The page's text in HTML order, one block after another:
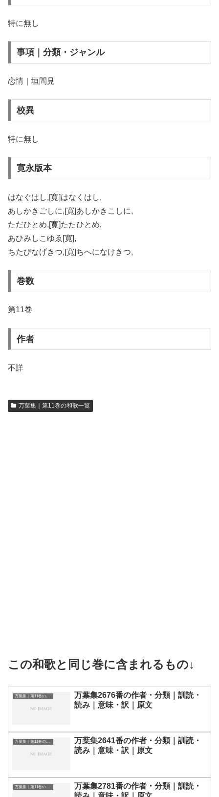
特に無し
事項｜分類・ジャンル
恋情｜垣間見
校異
特に無し
寛永版本
はなぐはし,[寛]はなくはし,
あしかきごしに,[寛]あしかきこしに,
ただひとめ,[寛]たたひとめ,
あひみしこゆゑ[寛],
ちたびなげきつ,[寛]ちへになけきつ,
巻数
第11巻
作者
不詳
万葉集｜第11巻の和歌一覧
この和歌と同じ巻に含まれるもの↓
万葉集｜第11巻の和歌一覧
万葉集2676番の作者・分類｜訓読・
読み｜意味・訳｜原文
万葉集｜第11巻の和歌一覧
万葉集2641番の作者・分類｜訓読・
読み｜意味・訳｜原文
万葉集｜第11巻の和歌一覧
万葉集2781番の作者・分類｜訓読・